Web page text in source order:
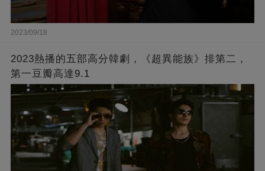
2023/09/18
2023熱播的五部高分韓劇，《超異能族》排第二，
第一豆瓣高達9.1